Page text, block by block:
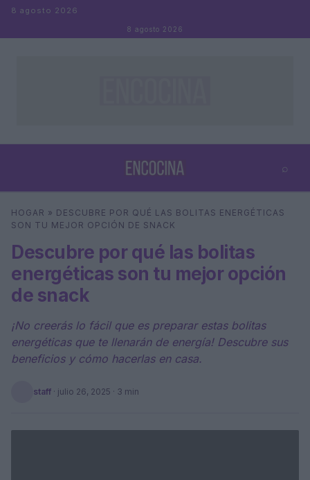
Saltar al contenido
8 agosto 2026
8 agosto 2026
⌕
Buscar ⌕ ×
HOGAR » DESCUBRE POR QUÉ LAS BOLITAS ENERGÉTICAS
SON TU MEJOR OPCIÓN DE SNACK
Descubre por qué las bolitas
energéticas son tu mejor opción
de snack
¡No creerás lo fácil que es preparar estas bolitas
energéticas que te llenarán de energía! Descubre sus
beneficios y cómo hacerlas en casa.
staff · julio 26, 2025 · 3 min